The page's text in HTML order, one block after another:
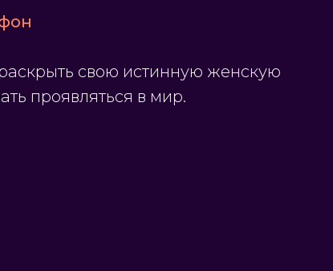
свою истинную женскую
проявляться в мир.